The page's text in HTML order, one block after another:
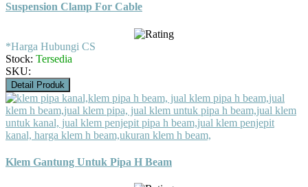
Suspension Clamp For Cable
*Harga Hubungi CS
Stock: Tersedia
SKU:
Detail Produk
Klem Gantung Untuk Pipa H Beam